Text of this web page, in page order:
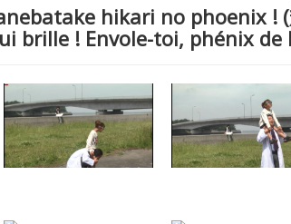
hikari no phoenix !
brille ! Envole-toi, phénix de